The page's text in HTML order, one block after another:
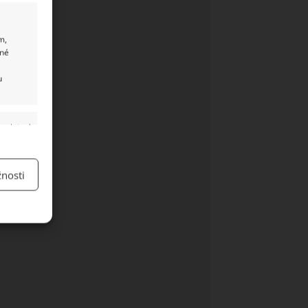
aktivní